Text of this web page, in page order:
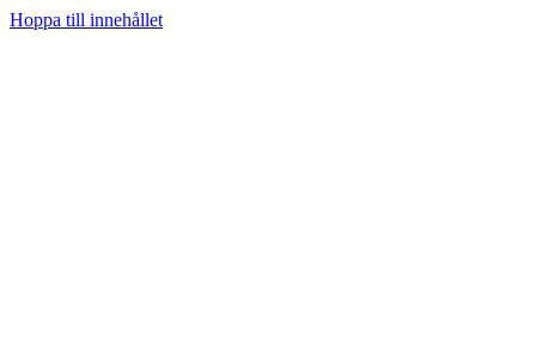
Hoppa till innehållet